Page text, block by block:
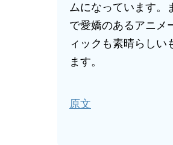
ムになっています。
で愛嬌のあるアニメ
ィックも素晴らしい
ます。
原文